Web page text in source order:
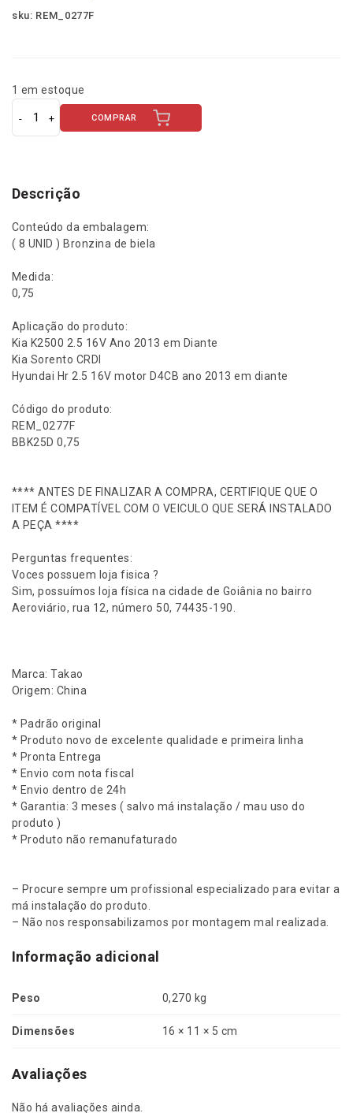
sku: REM_0277F
1 em estoque
J
o
B
o
n
i
d
e
B
i
l
0
5
H
y
n
d
a
i
.
5
6
v
2
0
1
3
.
.
4
C
B
K
0
2
1
e
COMPRAR
Descrição
Conteúdo da embalagem:
( 8 UNID ) Bronzina de biela
Medida:
0,75
Aplicação do produto:
Kia K2500 2.5 16V Ano 2013 em Diante
Kia Sorento CRDI
Hyundai Hr 2.5 16V motor D4CB ano 2013 em diante
Código do produto:
REM_0277F
BBK25D 0,75
**** ANTES DE FINALIZAR A COMPRA, CERTIFIQUE QUE O
ITEM É COMPATÍVEL COM O VEICULO QUE SERÁ INSTALADO
A PEÇA ****
Perguntas frequentes:
Voces possuem loja fisica ?
Sim, possuímos loja física na cidade de Goiânia no bairro
Aeroviário, rua 12, número 50, 74435-190.
Marca: Takao
Origem: China
* Padrão original
* Produto novo de excelente qualidade e primeira linha
* Pronta Entrega
* Envio com nota fiscal
* Envio dentro de 24h
* Garantia: 3 meses ( salvo má instalação / mau uso do
produto )
* Produto não remanufaturado
– Procure sempre um profissional especializado para evitar a
má instalação do produto.
– Não nos responsabilizamos por montagem mal realizada.
Informação adicional
Peso 0,270 kg
Dimensões 16 × 11 × 5 cm
Avaliações
Não há avaliações ainda.